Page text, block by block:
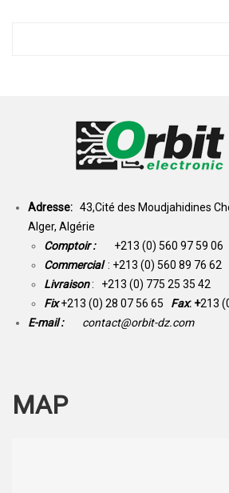
Adresse: 43,Cité des Moudjahidines
Alger, Algérie
Comptoir : +213 (0) 560 97 59 06
Commercial : +213 (0) 560 89 76 62
Livraison: +213 (0) 775 25 35 42
Fix +213 (0) 28 07 56 65 Fax: +213
E-mail :
contact@orbit-dz.com
MAP